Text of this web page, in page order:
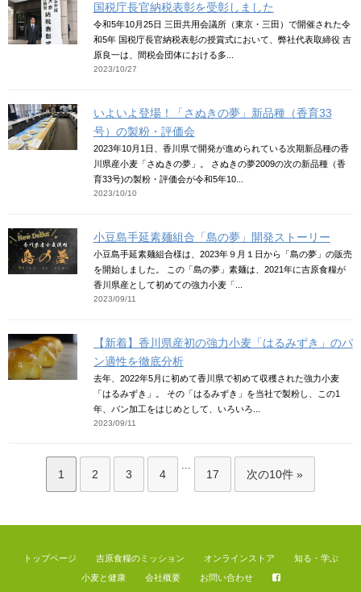
国税庁長官納税表彰を受彰しました
令和5年10月25日 三田共用会議所（東京・三田）で開催された令
和5年 国税庁長官納税表彰の授賞式において、弊社代表取締役 吉
原良一は、間税会団体における多...
2023/10/27
いよいよ登場！「さぬきの夢」新品種（香育33
号）の製粉・評価会
2023年10月1日、香川県で開発が進められている次期新品種の香
川県産小麦「さぬきの夢」。 さぬきの夢2009の次の新品種（香
育33号)の製粉・評価会が令和5年10...
2023/10/10
小豆島手延素麺組合「島の夢」開発ストーリー
小豆島手延素麺組合様は、2023年９月１日から「島の夢」の販売
を開始しました。 この「島の夢」素麺は、2021年に吉原食糧が
香川県産として初めての強力小麦「...
2023/09/11
【新着】香川県産初の強力小麦「はるみずき」のパ
ン適性を徹底分析
去年、2022年5月に初めて香川県で初めて収穫された強力小麦
「はるみずき」。 その「はるみずき」を当社で製粉し、この1
年、パン加工をはじめとして、いろいろ...
2023/09/11
1 2 3 4 17 次の10件 »
トップページ 吉原食糧のミッション オンラインストア
知る・学ぶ
小麦と健康
会社概要 お問い合わせ